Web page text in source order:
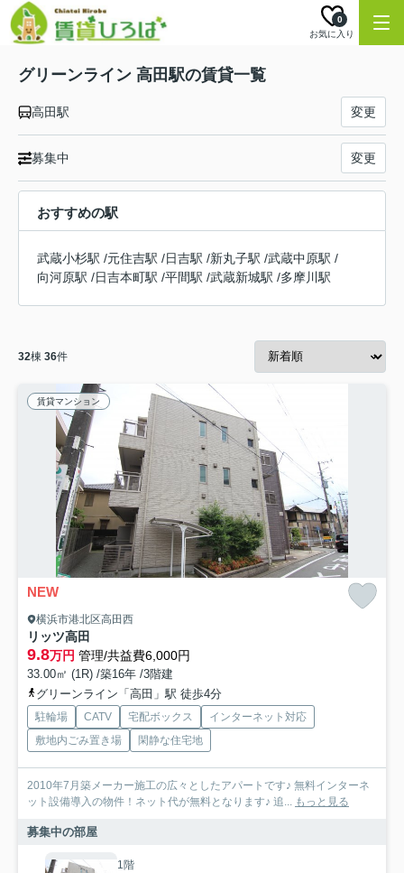
お気に入り
0
グリーンライン 高田駅の賃貸一覧
高田駅 変更
募集中 変更
おすすめの駅
武蔵小杉駅 /元住吉駅 /日吉駅 /新丸子駅 /武蔵中原駅 /
向河原駅 /日吉本町駅 /平間駅 /武蔵新城駅 /多摩川駅
32棟 36件
賃貸マンション
NEW
横浜市港北区高田西
リッツ高田
9.8万円 管理/共益費6,000円
33.00㎡ (1R) /築16年 /3階建
グリーンライン「高田」駅 徒歩4分
駐輪場 CATV 宅配ボックス
インターネット対応
敷地内ごみ置き場
閑静な住宅地
2010年7月築メーカー施工の広々としたアパートです♪ 無料インターネ
ット設備導入の物件！ネット代が無料となります♪ 追... もっと見る
募集中の部屋
1階